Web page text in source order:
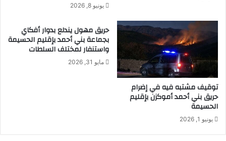
يونيو 8, 2026
توقيف مشتبه فيه في إضرام
حريق بني أحمد أموكزن بإقليم
الحسيمة
يونيو 1, 2026
حريق مهول يندلع بدوار أفكاي
بجماعة بني أحمد بإقليم الحسيمة
واستنفار لمختلف السلطات
مايو 31, 2026